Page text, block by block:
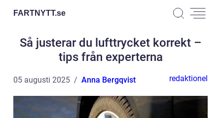
FARTNYTT.se
Så justerar du lufttrycket korrekt –
tips från experterna
05 augusti 2025 Anna Bergqvist redaktionel